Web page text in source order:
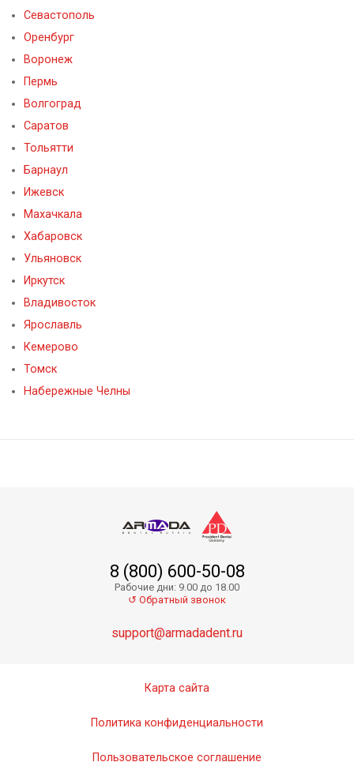
Севастополь
Оренбург
Воронеж
Пермь
Волгоград
Саратов
Тольятти
Барнаул
Ижевск
Махачкала
Хабаровск
Ульяновск
Иркутск
Владивосток
Ярославль
Кемерово
Томск
Набережные Челны
8 (800) 600-50-08
Рабочие дни: 9.00 до 18.00
↺ Обратный звонок
support@armadadent.ru
Карта сайта
Политика конфиденциальности
Пользовательское соглашение